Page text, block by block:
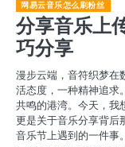
网易云音乐怎么刷粉丝
分享音乐上
巧分享
漫步云端，音符织梦在
活态度，一种精神追求
共鸣的港湾。今天，我
更是关于音乐分享背后
音乐节上遇到的一件事